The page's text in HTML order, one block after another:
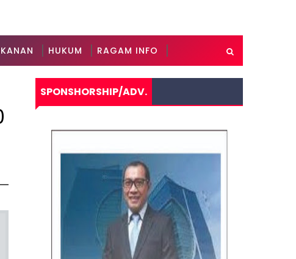
HUKUM RAGAM INFO
SPONSHORSHIP/ADV.